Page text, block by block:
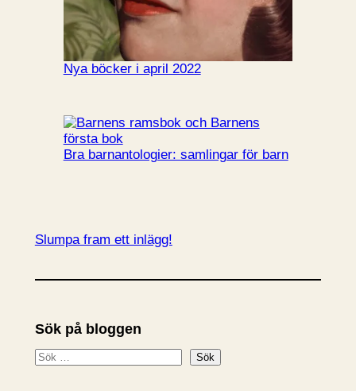
Nya böcker i april 2022
Bra barnantologier: samlingar för barn
Slumpa fram ett inlägg!
Sök på bloggen
S
Sök